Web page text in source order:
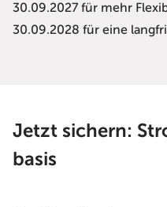
30.09.2027 für mehr
30.09.2028 für eine
Jetzt sichern:
basis